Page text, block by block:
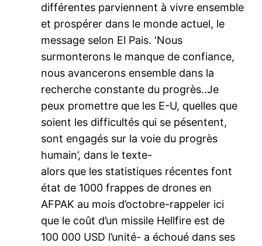
différentes parviennent à vivre ensemble
et prospérer dans le monde actuel, le
message selon El Pais. ‘Nous
surmonterons le manque de confiance,
nous avancerons ensemble dans la
recherche constante du progrès..Je
peux promettre que les E-U, quelles que
soient les difficultés qui se pésentent,
sont engagés sur la voie du progrès
humain’, dans le texte-
alors que les statistiques récentes font
état de 1000 frappes de drones en
AFPAK au mois d’octobre-rappeler ici
que le coût d’un missile Hellfire est de
100 000 USD l’unité- a échoué dans ses